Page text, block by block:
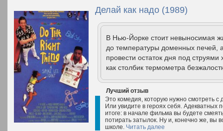
Делай как надо (1989)
В Нью-Йорке стоит невыносимая
до температуры доменных печей,
провести остаток дня под
как столбик термометра
Лучший отзыв
Это комедия, которую нужно смотреть с
Или увидите в героях себя.
итоге: в начале фильма вы будете
потирать затылок. Ну и, конечно же, вы
школе. Читать далее